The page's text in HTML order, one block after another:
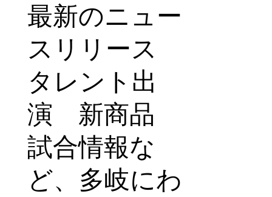
最新のニュー
スリリース
タレント出
演 新商品
試合情報な
ど、多岐にわ